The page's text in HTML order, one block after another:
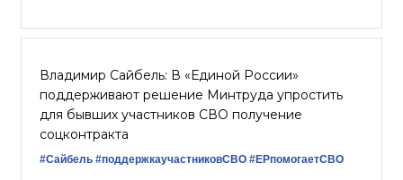
Владимир Сайбель: В «Единой России»
поддерживают решение Минтруда упростить
для бывших участников СВО получение
соцконтракта
#Сайбель #поддержкаучастниковСВО #ЕРпомогаетСВО